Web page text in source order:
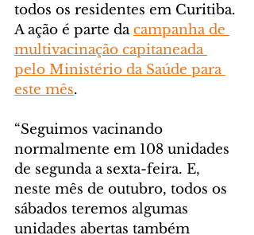
todos os residentes em Curitiba.
A ação é parte da campanha de
multivacinação capitaneada
pelo Ministério da Saúde para
este mês.
“Seguimos vacinando
normalmente em 108 unidades
de segunda a sexta-feira. E,
neste mês de outubro, todos os
sábados teremos algumas
unidades abertas também